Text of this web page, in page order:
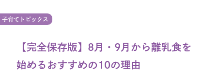
オンラインショップ TOP
子育てトピックス
【完全保存版】8月・9月から離乳食を
始めるおすすめの10の理由